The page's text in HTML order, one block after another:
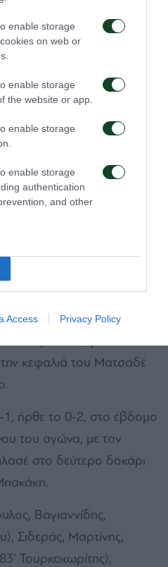
enable storage
on web or
enable storage
the website or app.
enable storage
enable storage
authentication
and other
Access Privacy Policy
κόντραρε και κατέληξε
στο γκολ στο 70ο
στην περιοχή, γύρισε
κι εκείνος σούταρε με
η ΑΕΚ Β είχε την ευκαιρία
της, όταν ο Καρβούνης
που είχε μπει
Ξενόπουλο να διώχνει
να ισοφαρίσουν
κεφαλιά του Ματσαδέ
1, ήρθε το 0-2, στο έβδομο
του αγώνα, με τον
στο δεύτερο δοκάρι
Βαγιαννίδης,
Σιδεράς, Μαρτίνης,
Τουρκοχωρίτης),